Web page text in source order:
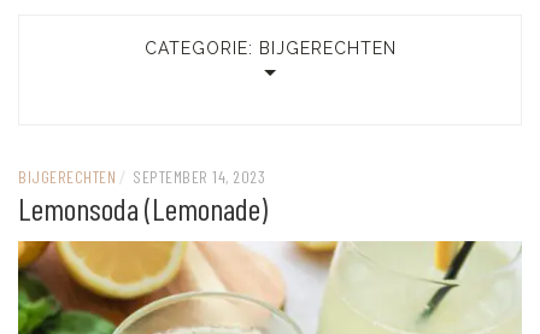
CATEGORIE: BIJGERECHTEN
BIJGERECHTEN / SEPTEMBER 14, 2023
Lemonsoda (Lemonade)